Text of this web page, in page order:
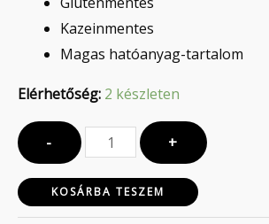
Kazeinmentes
Magas hatóanyag-tartalom
Elérhetőség: 2 készleten
- +
KOSÁRBA TESZEM